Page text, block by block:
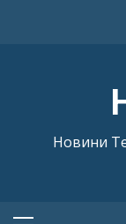
Новини